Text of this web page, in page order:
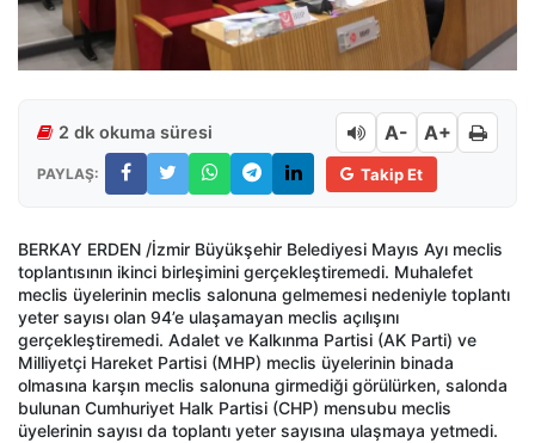
2 dk okuma süresi A- A+
PAYLAŞ: Takip Et
BERKAY ERDEN /İzmir Büyükşehir Belediyesi Mayıs Ayı meclis
toplantısının ikinci birleşimini gerçekleştiremedi. Muhalefet
meclis üyelerinin meclis salonuna gelmemesi nedeniyle toplantı
yeter sayısı olan 94’e ulaşamayan meclis açılışını
gerçekleştiremedi. Adalet ve Kalkınma Partisi (AK Parti) ve
Milliyetçi Hareket Partisi (MHP) meclis üyelerinin binada
olmasına karşın meclis salonuna girmediği görülürken, salonda
bulunan Cumhuriyet Halk Partisi (CHP) mensubu meclis
üyelerinin sayısı da toplantı yeter sayısına ulaşmaya yetmedi.